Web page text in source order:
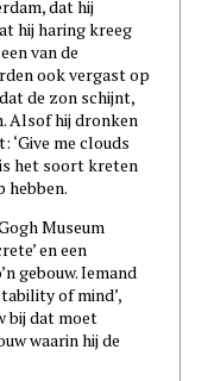
dat hij
hij haring kreeg
van de
ook vergast op
de zon schijnt,
Alsof hij dronken
me clouds
het soort kreten
Museum
en een
gebouw. Iemand
of mind’,
bij dat moet
waarin hij de